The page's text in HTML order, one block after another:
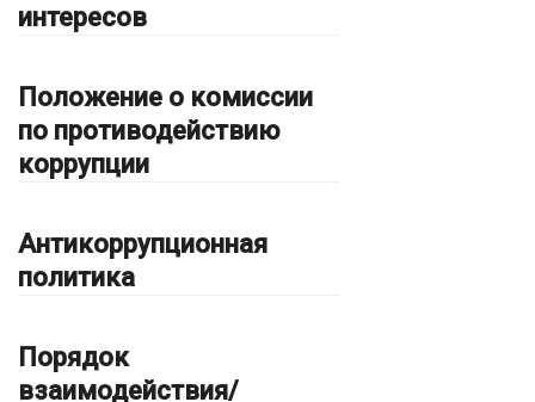
интересов
Положение о комиссии
по противодействию
коррупции
Антикоррупционная
политика
Порядок
взаимодействия/